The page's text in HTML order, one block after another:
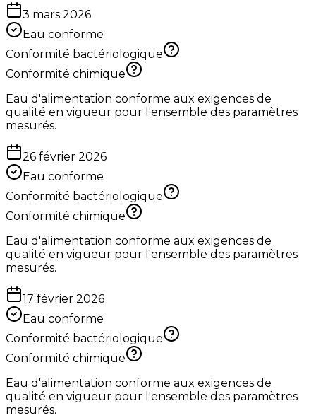
3 mars 2026
Eau conforme
Conformité bactériologique
Conformité chimique
Eau d'alimentation conforme aux exigences de
qualité en vigueur pour l'ensemble des paramètres
mesurés.
26 février 2026
Eau conforme
Conformité bactériologique
Conformité chimique
Eau d'alimentation conforme aux exigences de
qualité en vigueur pour l'ensemble des paramètres
mesurés.
17 février 2026
Eau conforme
Conformité bactériologique
Conformité chimique
Eau d'alimentation conforme aux exigences de
qualité en vigueur pour l'ensemble des paramètres
mesurés.